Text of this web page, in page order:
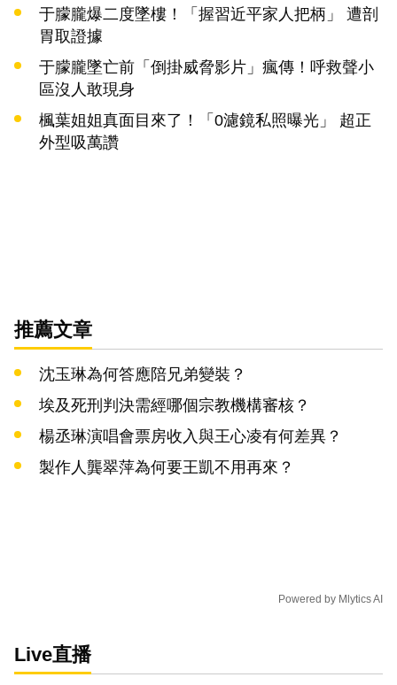
于朦朧爆二度墜樓！「握習近平家人把柄」 遭剖
胃取證據
于朦朧墜亡前「倒掛威脅影片」瘋傳！呼救聲小
區沒人敢現身
楓葉姐姐真面目來了！「0濾鏡私照曝光」 超正
外型吸萬讚
推薦文章
沈玉琳為何答應陪兄弟變裝？
埃及死刑判決需經哪個宗教機構審核？
楊丞琳演唱會票房收入與王心凌有何差異？
製作人龔翠萍為何要王凱不用再來？
Powered by Mlytics AI
Live直播